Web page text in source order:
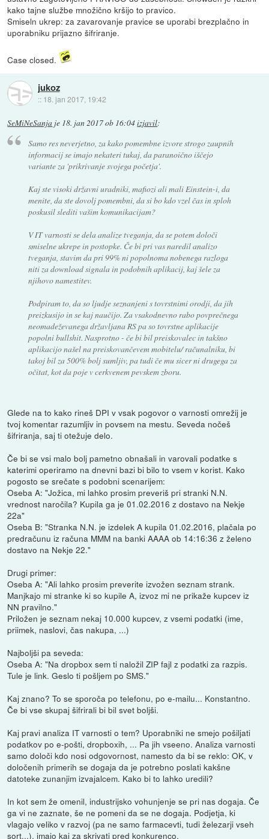
kako tajne službe množično kršijo to pravico.
Smiseln ukrep: za zavarovanje pravice se uporabi brezplačno in
uporabniku prijazno šifriranje.
Case closed.
jukoz
:: 18. jan 2017, 19:42
SeMiNeSanja je 18. jan 2017 ob 16:04izjavil:
Samo res neverjetno, za kako pomembne izvore strogo zaupnih
informacij se imajo nekateri tukaj, da paranoično iščejo
variante za 'prikrivanje svojega početja'.
Kaj ste visoki državni uradniki, mafiozi ali mali Einstein-i, da
menite, da ste dovolj pomembni, da si bo kdo vzel čas in sploh
poskusil slediti vašim komunikacijam?
V IT varnosti se dela analize tveganja, da se potem določi
smiselne ukrepe in postopke. Če bi pri vas naredil analizo
tveganja, stavim da pri 99% ni popolnoma nobenega razloga
niti za download signala in podobnih aplikacij, kaj šele za
njihovo namestitev.
Podpiram to, da so ljudje seznanjeni s tovrstnimi orodji, da jih
preizkusijo in se kaj naučijo. Za vsakodnevno rabo povprečnega
neomadeževanega državljana RS pa so tovrstne aplikacije
popolni bullshit. Nasprotno - če bi bil preiskovalec in takšno
aplikacijo našel na preiskovančevem mobitelu/ računalniku, bi
takoj bil za 500% bolj sumljiv, pa tudi če mu sicer ni drugega za
očitat, kot da poje v cerkvenem pevskem zboru.
Glede na to kako rineš DPI v vsak pogovor o varnosti omrežij je
tvoj komentar razumljiv in povsem na mestu. Seveda nočeš
šifriranja, saj ti otežuje delo.
Če bi se vsi malo bolj pametno obnašali in varovali podatke s
katerimi operiramo na dnevni bazi bi bilo to vsem v korist. Kako
pogosto se srečate s podobni scenarijem:
Oseba A: "Jožica, mi lahko prosim preveriš pri stranki N.N.
vrednost naročila? Kupila ga je 01.02.2016 z dostavo na Nekje
22a"
Oseba B: "Stranka N.N. je izdelek A kupila 01.02.2016, plačala po
predračunu iz računa MMM na banki AAAA ob 14:16:36 z želeno
dostavo na Nekje 22."
Drugi primer:
Oseba A: "Ali lahko prosim preverite izvožen seznam strank.
Manjkajo mi stranke ki so kupile A, izvoz mi ne prikaže kupcev iz
NN pravilno."
Priložen je seznam nekaj 10.000 kupcev, z vsemi podatki (ime,
priimek, naslovi, čas nakupa, ...)
Najboljši pa seveda:
Oseba A: "Na dropbox sem ti naložil ZIP fajl z podatki za razpis.
Tule je link. Geslo ti pošljem po SMS."
Kaj znano? To se sporoča po telefonu, po e-mailu... Konstantno.
Če bi vse skupaj šifrirali bi bil svet boljši.
Kaj pravi analiza IT varnosti o tem? Uporabniki ne smejo pošiljati
podatkov po e-pošti, dropboxih, ... Pa jih vseeno. Analiza varnosti
samo določi kdo nosi odgovornost, namesto da bi se reklo: OK, v
določenih primerih se dogaja da je potrebno poslati kakšne
datoteke zunanjim izvajalcem. Kako bi to lahko uredili?
In kot sem že omenil, industrijsko vohunjenje se pri nas dogaja. Če
ga vi ne zaznate, še ne pomeni da se ne dogaja. Podjetja, ki
vlagajo veliko v razvoj (pa ne samo farmacevti, tudi železarji vseh
sort...), imajo kaj za skrivati pred konkurenco.